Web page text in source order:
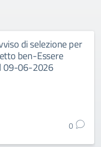
di selezione per
ben-Essere
09-06-2026
0